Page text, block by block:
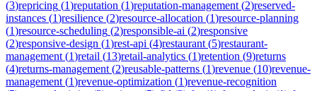
(3)repricing (1)reputation (1)reputation-management (2)reserved-
instances (1)resilience (2)resource-allocation (1)resource-planning
(1)resource-scheduling (2)responsible-ai (2)responsive
(2)responsive-design (1)rest-api (4)restaurant (5)restaurant-
management (1)retail (13)retail-analytics (1)retention (9)returns
(4)returns-management (2)reusable-patterns (1)revenue (10)revenue-
management (1)revenue-optimization (1)revenue-recognition